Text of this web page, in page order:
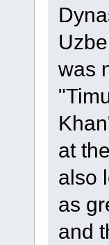
was
at
also
as
and